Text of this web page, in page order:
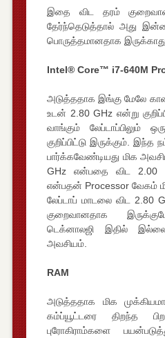
இதை விட தரம்
தேர்ந்தெடுத்தால் அது
பொருத்தமானதாக இருக்காது.
Intel® Core™ i7-640M
அடுத்ததாக இங்கு மேலே
உடன் 2.80 GHz என்று
வாங்கும் லேப்டாப்பிலும்
குறிப்பிட்டு இருக்கும்.
பார்க்கவேண்டியது மிக
GHz என்பதை விட 2.00
என்பதன் Processor வேகம்
லேப்டாப் மாடலை விட 2.80
குறைவானதாக
டெக்னாலஜி இதில்
அவசியம்.
RAM
அடுத்ததாக மிக
கம்ப்யூட்டரை திறந்த
புரோகிராம்களை